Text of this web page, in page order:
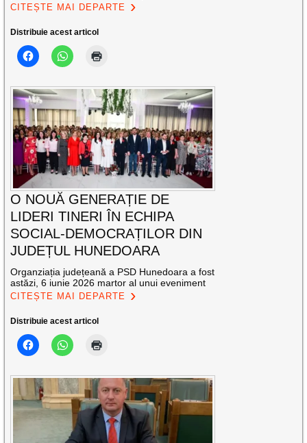
CITEȘTE MAI DEPARTE
Distribuie acest articol
O NOUĂ GENERAȚIE DE
LIDERI TINERI ÎN ECHIPA
SOCIAL-DEMOCRAȚILOR DIN
JUDEȚUL HUNEDOARA
Organziația județeană a PSD Hunedoara a fost
astăzi, 6 iunie 2026 martor al unui eveniment
CITEȘTE MAI DEPARTE
Distribuie acest articol